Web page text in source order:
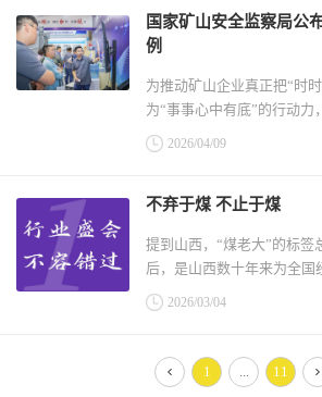
新增新能源发电满足，新
平，全国重要的新能源及新
国家矿山安全监察局公
例
为推动矿山企业真正把“时
为“事事心中有底”的行动力
责尽责，切实保护矿工生命
局近日公布了3个煤矿典型
法时，发现该矿存在采区未
2026/04/09
不弃于煤 不止于煤
提到山西，“煤老大”的标签
后，是山西数十年来为全国
是其难以挣脱的路径依赖。
府工作报告却亮出了一幅
能化煤矿达到400座，煤炭
84%；五年生产原煤65亿吨
2026/03/04
1 ...
11